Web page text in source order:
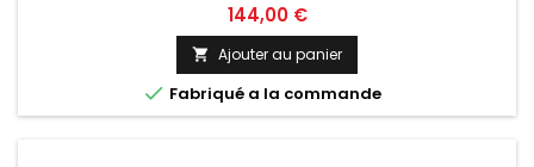
Prix
144,00 €
 Ajouter au panier
 Fabriqué a la commande